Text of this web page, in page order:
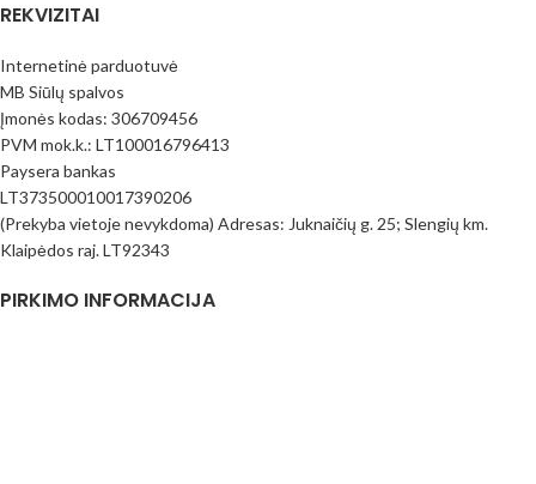
REKVIZITAI
Internetinė parduotuvė
MB Siūlų spalvos
Įmonės kodas: 306709456
PVM mok.k.: LT100016796413
Paysera bankas
LT373500010017390206
(Prekyba vietoje nevykdoma) Adresas: Juknaičių g. 25; Slengių km.
Klaipėdos raj. LT92343
PIRKIMO INFORMACIJA